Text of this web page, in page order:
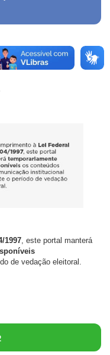
1997 , este portal manterá
de vedação eleitoral.